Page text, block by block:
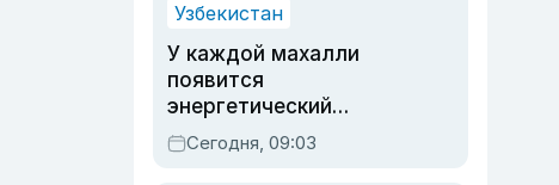
Узбекистан
У каждой махалли
появится
энергетический
паспорт
Сегодня, 09:03